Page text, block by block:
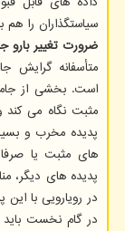
سیاستگذاران را
ضرورت تغییر بارو
متأسفانه
است. بخشی از
مثبت نگاه می کند
پدیده مخرب و
های مثبت یا
پدیده های دیگر،
در رویارویی با
در گام نخست